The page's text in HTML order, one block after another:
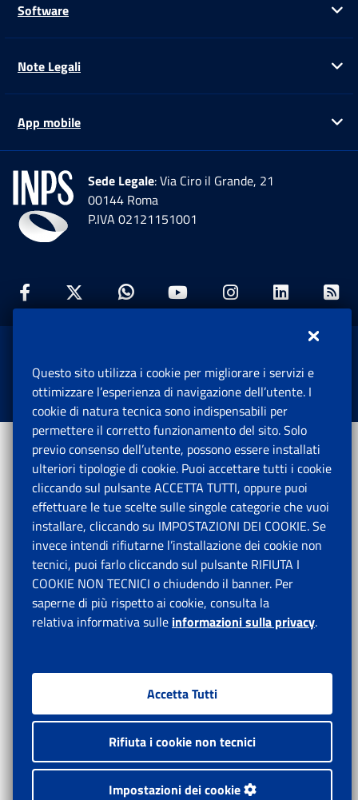
Software
Note Legali
App mobile
Sede Legale: Via Ciro il Grande, 21
00144 Roma
P.IVA 02121151001
Facebook: Apre una nuova finestra
Twitter: Apre una nuova finestra
Whatsapp: Apre una nuova
Youtube: Apre una
Instagram:
Istituto Nazionale Previdenza Sociale.
Tutti i diritti riservati.
Questo sito utilizza i cookie per migliorare i servizi e
ottimizzare l’esperienza di navigazione dell’utente. I
cookie di natura tecnica sono indispensabili per
permettere il corretto funzionamento del sito. Solo
previo consenso dell’utente, possono essere installati
ulteriori tipologie di cookie. Puoi accettare tutti i cookie
cliccando sul pulsante ACCETTA TUTTI, oppure puoi
effettuare le tue scelte sulle singole categorie che vuoi
installare, cliccando su IMPOSTAZIONI DEI COOKIE. Se
invece intendi rifiutarne l’installazione dei cookie non
tecnici, puoi farlo cliccando sul pulsante RIFIUTA I
COOKIE NON TECNICI o chiudendo il banner. Per
saperne di più rispetto ai cookie, consulta la
relativa informativa sulle informazioni sulla privacy.
Accetta Tutti
Rifiuta i cookie non tecnici
Impostazioni dei cookie